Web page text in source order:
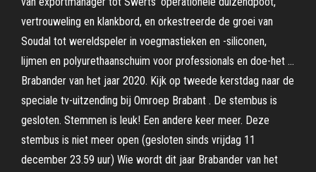
vertrouweling en klankbord, en orkestreerde de groei van
Soudal tot wereldspeler in voegmastieken en -siliconen,
lijmen en polyurethaanschuim voor professionals en doe-het …
Brabander van het jaar 2020. Kijk op tweede kerstdag naar de
speciale tv-uitzending bij Omroep Brabant . De stembus is
gesloten. Stemmen is leuk! Een andere keer meer. Deze
stembus is niet meer open (gesloten sinds vrijdag 11
december 23.59 uur) Wie wordt dit jaar Brabander van het